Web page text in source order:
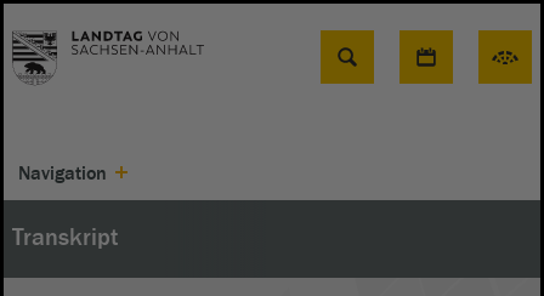
Suche
Navigation
Transkript